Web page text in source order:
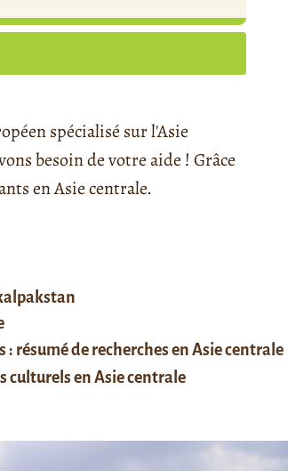
spécialisé sur l'Asie
besoin de votre aide ! Grâce
en Asie centrale.
résumé de recherches en Asie centrale
culturels en Asie centrale